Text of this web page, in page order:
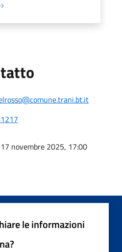
novembre 2025, 17:00
le informazioni